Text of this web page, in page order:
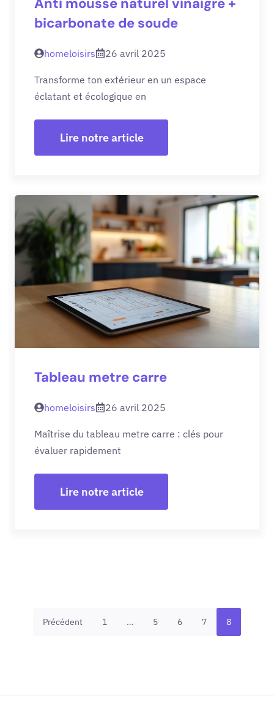
bicarbonate de soude
homeloisirs 26 avril 2025
Transforme ton extérieur en un espace
éclatant et écologique en
Lire notre article
Tableau metre carre
homeloisirs 26 avril 2025
Maîtrise du tableau metre carre : clés pour
évaluer rapidement
Lire notre article
Précédent 1 … 5 6 7 8